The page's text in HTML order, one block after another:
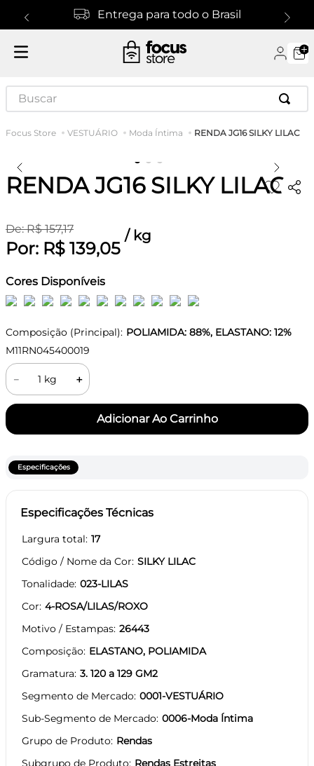
Entrega para todo o Brasil
Buscar
VESTUÁRIO Moda Íntima RENDA JG16 SILKY LILAC
RENDA JG16 SILKY LILAC
De:R$ 157,17
Por: R$ 139,05
/ kg
Cores Disponíveis
Composição (Principal): POLIAMIDA: 88%, ELASTANO: 12%
M11RN045400019
＋
－
Especificações
Especificações Técnicas
Largura total 17
Código / Nome da Cor SILKY LILAC
Tonalidade 023-LILAS
Cor 4-ROSA/LILAS/ROXO
Motivo / Estampas 26443
Composição ELASTANO, POLIAMIDA
Gramatura 3. 120 a 129 GM2
Segmento de Mercado 0001-VESTUÁRIO
Sub-Segmento de Mercado 0006-Moda Íntima
Grupo de Produto Rendas
Subgrupo de Produto Rendas Estreitas